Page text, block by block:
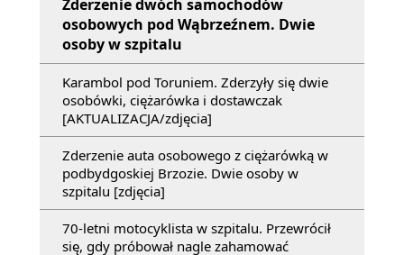
Zderzenie dwóch samochodów
osobowych pod Wąbrzeźnem. Dwie
osoby w szpitalu
Karambol pod Toruniem. Zderzyły się dwie
osobówki, ciężarówka i dostawczak
[AKTUALIZACJA/zdjęcia]
Zderzenie auta osobowego z ciężarówką w
podbydgoskiej Brzozie. Dwie osoby w
szpitalu [zdjęcia]
70-letni motocyklista w szpitalu. Przewrócił
się, gdy próbował nagle zahamować